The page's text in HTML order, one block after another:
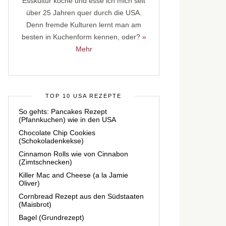
über 25 Jahren quer durch die USA.
Denn fremde Kulturen lernt man am
besten in Kuchenform kennen, oder? »
Mehr
TOP 10 USA REZEPTE
So gehts: Pancakes Rezept
(Pfannkuchen) wie in den USA
Chocolate Chip Cookies
(Schokoladenkekse)
Cinnamon Rolls wie von Cinnabon
(Zimtschnecken)
Killer Mac and Cheese (a la Jamie
Oliver)
Cornbread Rezept aus den Südstaaten
(Maisbrot)
Bagel (Grundrezept)